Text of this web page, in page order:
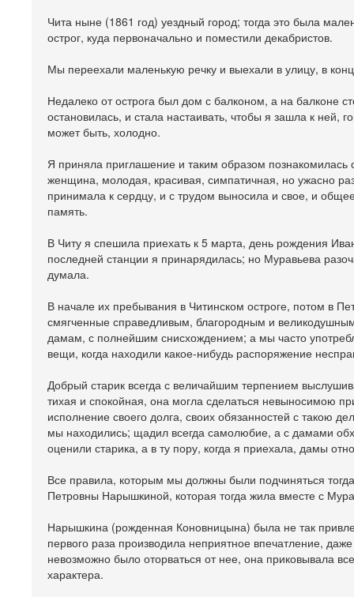
Чита ныне (1861 год) уездный город; тогда это была
острог, куда первоначально и поместили декабристов.
Мы переехали маленькую речку и выехали в улицу, в
Недалеко от острога был дом с балконом, а на балконе
остановилась, и стала настаивать, чтобы я зашла к ней,
может быть, холодно.
Я приняла приглашение и таким образом
женщина, молодая, красивая, симпатичная, но ужасно
принимала к сердцу, и с трудом выносила и свое, и
память.
В Читу я спешила приехать к 5 марта, день рождения
последней станции я принарядилась; но Муравьева
думала.
В начале их пребывания в Читинском остроге, потом в
смягченные справедливым, благородным и
дамам, с полнейшим снисхождением; а мы часто
вещи, когда находили какое-нибудь распоряжение
Добрый старик всегда с величайшим терпением
тихая и спокойная, она могла сделаться невыносимою
исполнение своего долга, своих обязанностей с такою
мы находились; щадил всегда самолюбие, а с дамами
оценили старика, а в ту пору, когда я приехала, дамы
Все правила, которым мы должны были подчиняться
Петровны Нарышкиной, которая тогда жила вместе с
Нарышкина (рожденная Коновницына) была не так
первого раза производила неприятное впечатление,
невозможно было оторваться от нее, она приковывала
характера.